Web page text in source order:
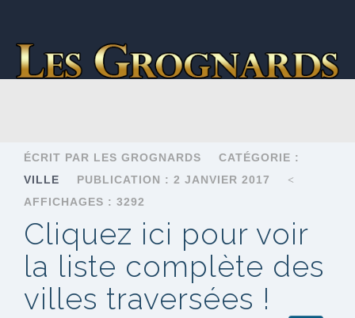
ÉCRIT PAR LES GROGNARDS
CATÉGORIE :
VILLE
PUBLICATION : 2 JANVIER 2017
AFFICHAGES : 3292
Cliquez ici pour voir
la liste complète des
villes traversées !